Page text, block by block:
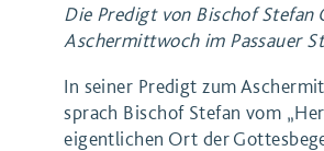
Die Predigt von Bischof Stefan
Aschermittwoch im Passauer
In seiner Predigt zum
sprach Bischof Stefan vom
eigentlichen Ort der